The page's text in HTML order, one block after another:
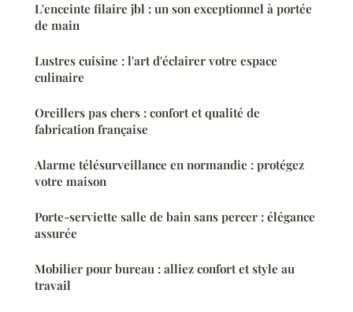
L'enceinte filaire jbl : un son exceptionnel à portée
de main
Lustres cuisine : l'art d'éclairer votre espace
culinaire
Oreillers pas chers : confort et qualité de
fabrication française
Alarme télésurveillance en normandie : protégez
votre maison
Porte-serviette salle de bain sans percer : élégance
assurée
Mobilier pour bureau : alliez confort et style au
travail